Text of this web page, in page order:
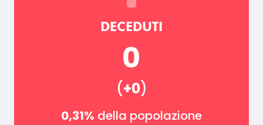
DECEDUTI
0
(+0)
0,31% della popolazione